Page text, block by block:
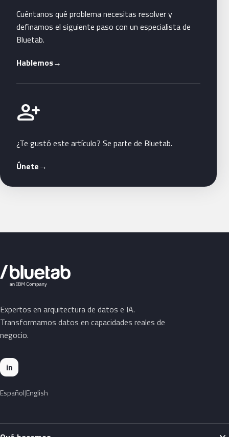
Cuéntanos qué problema necesitas resolver y
definamos el siguiente paso con un especialista de
Bluetab.
Hablemos→
person_add
Únete a Bluetab
¿Te gustó este artículo? Se parte de Bluetab.
Únete→
Expertos en arquitectura de datos e IA.
Transformamos datos en capacidades reales de
negocio.
in
Español English